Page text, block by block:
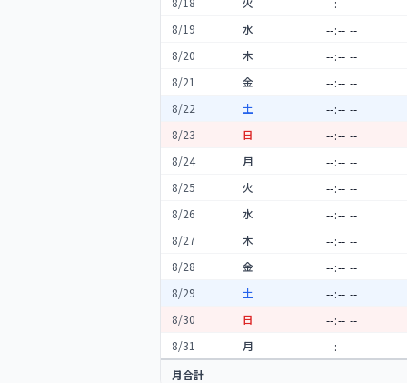
8/19 水
8/20 木
8/21 金
8/22 土
8/23 日
8/24 月
8/25 火
8/26 水
8/27 木
8/28 金
8/29 土
8/30 日
8/31 月
月合計